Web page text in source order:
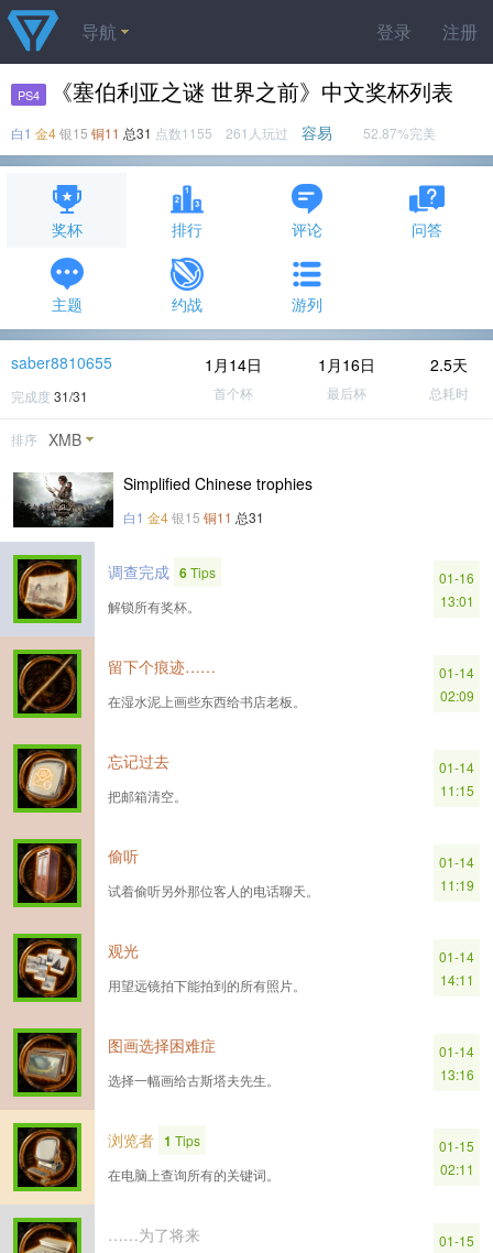
登录 注册
导航
PS4 《塞伯利亚之谜 世界之前》中文奖杯列表
白1 金4银15 铜11 总31 点数1155 261人玩过 容易 52.87%完美
奖杯 排行 评论 问答
主题 约战 游列
saber8810655
完成度 31/31
1月14日
首个杯
1月16日
最后杯
2.5天
总耗时
排序 XMB
Simplified Chinese trophies
白1 金4银15 铜11 总31
调查完成 6Tips
解锁所有奖杯。
01-16
13:01
留下个痕迹……
在湿水泥上画些东西给书店老板。
01-14
02:09
忘记过去
把邮箱清空。
01-14
11:15
偷听
试着偷听另外那位客人的电话聊天。
01-14
11:19
观光
用望远镜拍下能拍到的所有照片。
01-14
14:11
图画选择困难症
选择一幅画给古斯塔夫先生。
01-14
13:16
浏览者 1 Tips
在电脑上查询所有的关键词。
01-15
02:11
……为了将来
01-15